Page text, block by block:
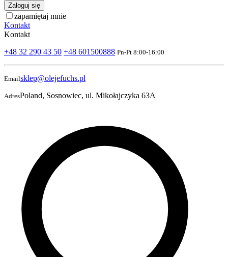
Zaloguj się
zapamiętaj mnie
Kontakt
Kontakt
+48 32 290 43 50 +48 601500888 Pn-Pt 8:00-16:00
Emailsklep@olejefuchs.pl
AdresPoland, Sosnowiec, ul. Mikołajczyka 63A